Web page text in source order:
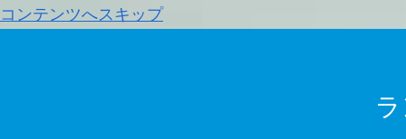
コンテンツへスキップ